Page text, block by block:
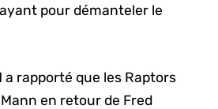
pour démanteler le
a rapporté que les Raptors
en retour de Fred